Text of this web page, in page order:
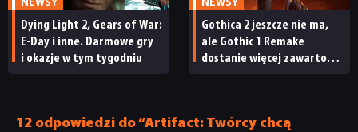
NEWSY
RECENZJE
NEWSY
Dying Light 2, Gears of War:
E-Day i inne. Darmowe gry
i okazje w tym tygodniu
NEWSY
Gothica 2 jeszcze nie ma,
ale Gothic 1 Remake
dostanie więcej zawartości.
12 odpowiedzi do “Artifact: Twórcy chcą